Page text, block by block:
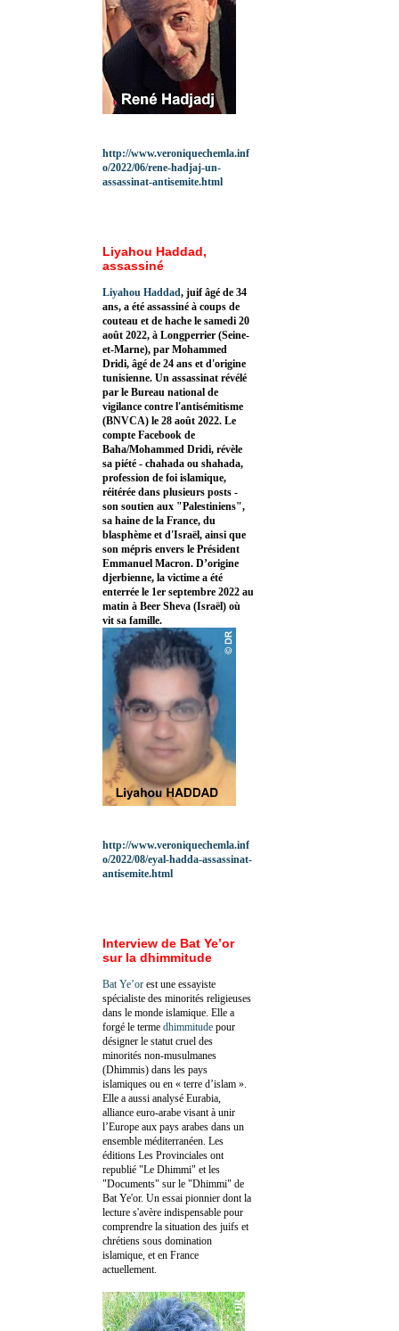
http://www.veroniquechemla.inf
o/2022/06/rene-hadjaj-un-
assassinat-antisemite.html
Liyahou Haddad,
assassiné
Liyahou Haddad, juif âgé de 34
ans, a été assassiné à coups de
couteau et de hache le samedi 20
août 2022, à Longperrier (Seine-
et-Marne), par Mohammed
Dridi, âgé de 24 ans et d'origine
tunisienne. Un assassinat révélé
par le Bureau national de
vigilance contre l'antisémitisme
(BNVCA) le 28 août 2022. Le
compte Facebook de
Baha/Mohammed Dridi, révèle
sa piété - chahada ou shahada,
profession de foi islamique,
réitérée dans plusieurs posts -
son soutien aux "Palestiniens",
sa haine de la France, du
blasphème et d'Israël, ainsi que
son mépris envers le Président
Emmanuel Macron. D’origine
djerbienne, la victime a été
enterrée le 1er septembre 2022 au
matin à Beer Sheva (Israël) où
vit sa famille.
http://www.veroniquechemla.inf
o/2022/08/eyal-hadda-assassinat-
antisemite.html
Interview de Bat Ye’or
sur la dhimmitude
Bat Ye’or est une essayiste
spécialiste des minorités religieuses
dans le monde islamique. Elle a
forgé le terme dhimmitude pour
désigner le statut cruel des
minorités non-musulmanes
(Dhimmis) dans les pays
islamiques ou en « terre d’islam ».
Elle a aussi analysé Eurabia,
alliance euro-arabe visant à unir
l’Europe aux pays arabes dans un
ensemble méditerranéen. Les
éditions Les Provinciales ont
republié "Le Dhimmi" et les
"Documents" sur le "Dhimmi" de
Bat Ye'or. Un essai pionnier dont la
lecture s'avère indispensable pour
comprendre la situation des juifs et
chrétiens sous domination
islamique, et en France
actuellement.